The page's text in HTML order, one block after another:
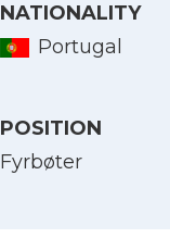
NATIONALITY
Portugal
POSITION
Fyrbøter